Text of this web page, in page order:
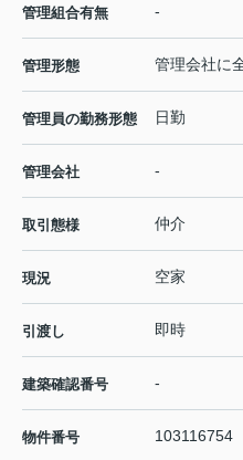
管理組合有無 -
管理形態 管理会社に
管理員の勤務形態 日勤
管理会社 -
取引態様 仲介
現況 空家
引渡し 即時
建築確認番号 -
物件番号 103116754